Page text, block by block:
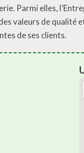
Parmi elles,
valeurs de
de ses clients.